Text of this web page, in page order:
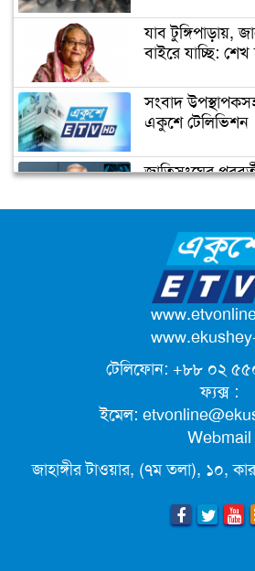
অবশেষে ক্ষমা
টেস্ট ক্রিকেটে
যাব টুঙ্গিপাড়ায়,
বাইরে যাচ্ছি: শেখ
সংবাদ
একুশে টেলিভিশন
জাতিসংঘের
ক্যাম্পাস
টেলিভিশন
পদোন্নতি পেয়ে
লিগ্যাল এইডের
সেই কিশোরী মা জুঁই
জেট ফুয়েলের
মূল্যস্ফীতি কমে
টেলিফোন: +৮৮ ০২
ফ্যক্স :
ইমেল:
Webmail
জাহাঙ্গীর টাওয়ার, (৭ম তলা), ১০,